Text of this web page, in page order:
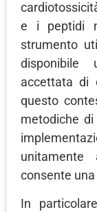
e i peptidi
strumento
disponibile
accettata di
questo
metodiche
unitamente
consente
In